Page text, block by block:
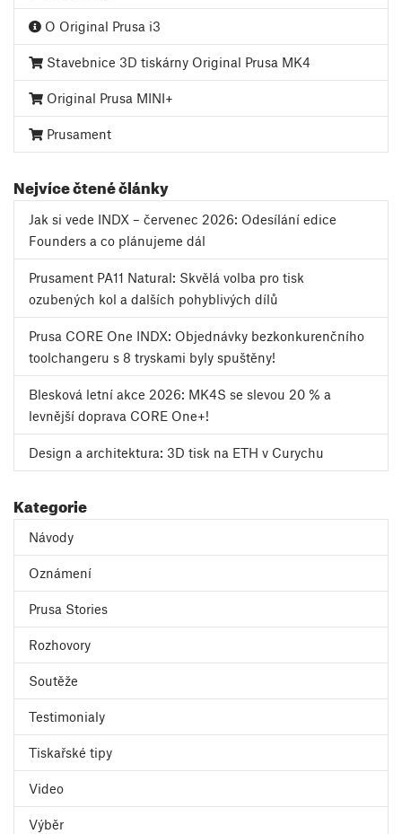
O Original Prusa i3
Stavebnice 3D tiskárny Original Prusa MK4
Original Prusa MINI+
Prusament
Nejvíce čtené články
Jak si vede INDX – červenec 2026: Odesílání edice
Founders a co plánujeme dál
Prusament PA11 Natural: Skvělá volba pro tisk
ozubených kol a dalších pohyblivých dílů
Prusa CORE One INDX: Objednávky bezkonkurenčního
toolchangeru s 8 tryskami byly spuštěny!
Blesková letní akce 2026: MK4S se slevou 20 % a
levnější doprava CORE One+!
Design a architektura: 3D tisk na ETH v Curychu
Kategorie
Návody
Oznámení
Prusa Stories
Rozhovory
Soutěže
Testimonialy
Tiskařské tipy
Video
Výběr